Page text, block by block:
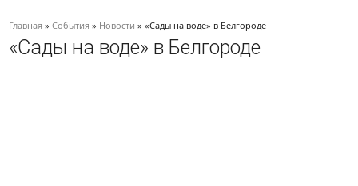
Главная » События » Новости » «Сады на воде» в Белгороде
«Сады на воде» в Белгороде